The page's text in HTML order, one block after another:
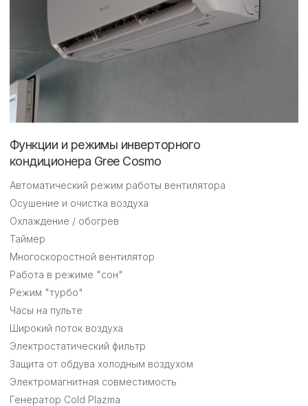
Функции и режимы инверторного
кондиционера Gree Cosmo
Автоматический режим работы вентилятора
Осушение и очистка воздуха
Охлаждение / обогрев
Таймер
Многоскоростной вентилятор
Работа в режиме "сон"
Режим "турбо"
Часы на пульте
Широкий поток воздуха
Электростатический фильтр
Защита от обдува холодным воздухом
Электромагнитная совместимость
Генератор Cold Plazma